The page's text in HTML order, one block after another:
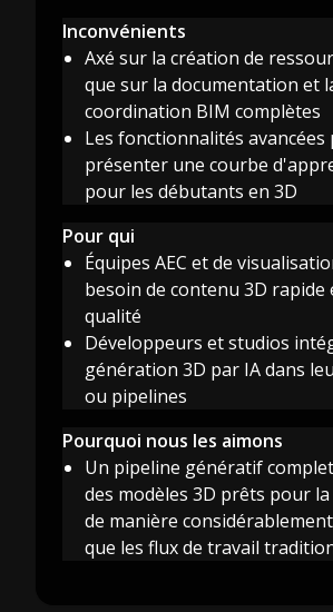
Inconvénients
Axé sur la création de
que sur la documentation et
coordination BIM complètes
Les fonctionnalités avancées
présenter une courbe
pour les débutants en 3D
Pour qui
Équipes AEC et de
besoin de contenu 3D rapide
qualité
Développeurs et studios
génération 3D par IA dans
ou pipelines
Pourquoi nous les aimons
Un pipeline génératif
des modèles 3D prêts pour
de manière
que les flux de travail